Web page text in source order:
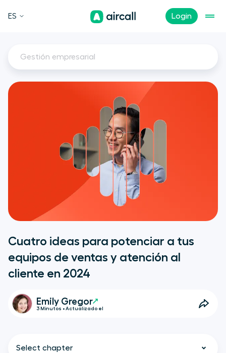
Login
ES
Gestión empresarial
Cuatro ideas para potenciar a tus
equipos de ventas y atención al
cliente en 2024
Emily Gregor
3 Minutos • Actualizado el
Select chapter